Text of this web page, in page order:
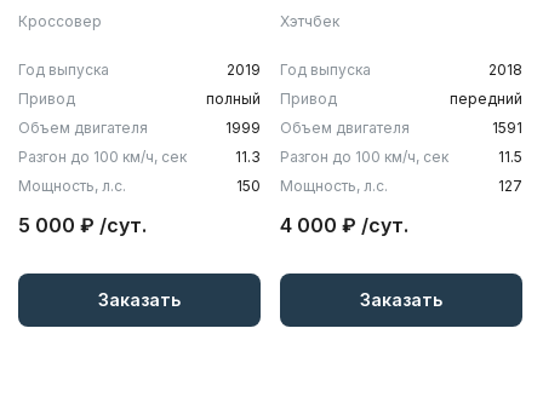
Кроссовер
Год выпуска
2019
Привод
полный
Объем двигателя
1999
Разгон до 100 км/ч, сек
11.3
Мощность, л.с.
150
5 000 ₽ /сут.
Заказать
Хэтчбек
Год выпуска
2018
Привод
передний
Объем двигателя
1591
Разгон до 100 км/ч, сек
11.5
Мощность, л.с.
127
4 000 ₽ /сут.
Заказать